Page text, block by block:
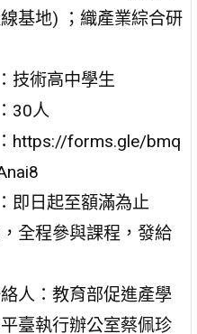
基地) ；織產業綜合研
技術高中學生
30人
https://forms.gle/bmq
即日起至額滿為止
全程參與課程，發給
人：教育部促進產學
臺執行辦公室蔡佩珍